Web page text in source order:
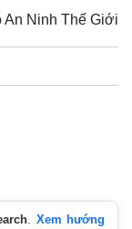
An Ninh Thế Giới
. Xem hướng